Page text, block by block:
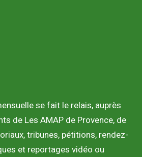
se fait le relais, auprès
de Les AMAP de Provence, de
tribunes, pétitions, rendez-
et reportages vidéo ou